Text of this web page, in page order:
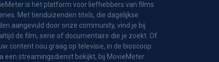
is hét platform voor liefhebbers van films
Met tienduizenden titels, die dagelijkse
aangevuld door onze community, vind je bij
de film, serie of documentaire die je zoekt. Of
content nou graag op televisie, in de bioscoop
een streamingsdienst bekijkt, bij MovieMeter